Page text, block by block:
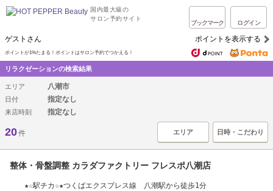
国内最大級の
サロン予約サイト
ブックマーク ログイン
ゲストさん ポイントを表示する
ポイントが1%たまる！ポイントはサロン予約でつかえる！
リラクゼーションの検索結果
エリア 八潮市
日付 指定なし
来店時刻 指定なし
20件 エリア 日時・こだわり
整体・骨盤調整 カラダファクトリー フレスポ八潮店
★☆駅チカ☆★つくばエクスプレス線 八潮駅から徒歩1分